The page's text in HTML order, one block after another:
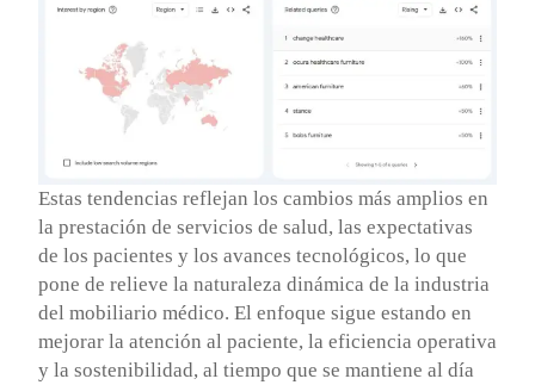
Estas tendencias reflejan los cambios más amplios en
la prestación de servicios de salud, las expectativas
de los pacientes y los avances tecnológicos, lo que
pone de relieve la naturaleza dinámica de la industria
del mobiliario médico. El enfoque sigue estando en
mejorar la atención al paciente, la eficiencia operativa
y la sostenibilidad, al tiempo que se mantiene al día